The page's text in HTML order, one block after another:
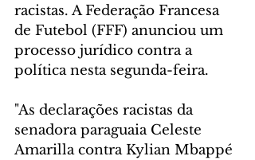
racistas. A Federação Francesa
de Futebol (FFF) anunciou um
processo jurídico contra a
política nesta segunda-feira.
"As declarações racistas da
senadora paraguaia Celeste
Amarilla contra Kylian Mbappé